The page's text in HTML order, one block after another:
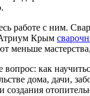
работе с ним.
Крым
меньше
как
дома, дачи,